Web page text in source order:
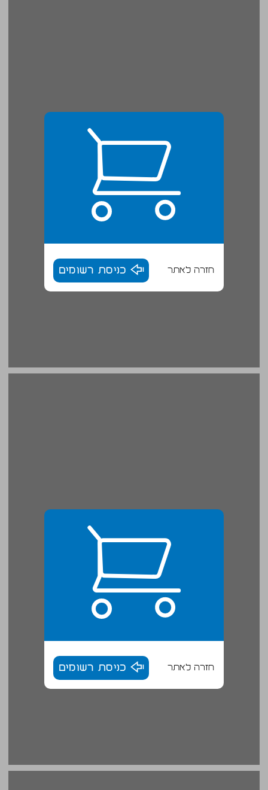
חזרה לאתר כניסת רשומים
חזרה לאתר כניסת רשומים